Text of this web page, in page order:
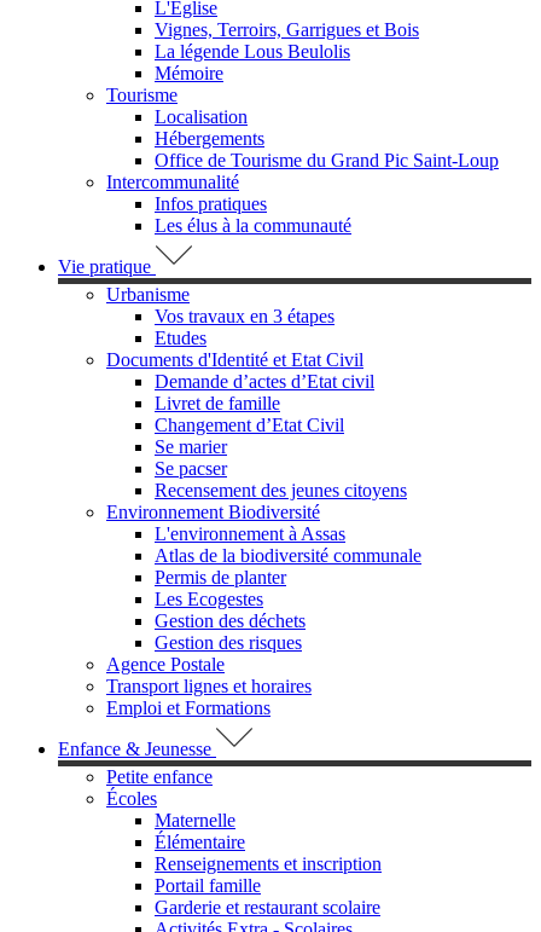
L'Eglise
Vignes, Terroirs, Garrigues et Bois
La légende Lous Beulolis
Mémoire
Tourisme
Localisation
Hébergements
Office de Tourisme du Grand Pic Saint-Loup
Intercommunalité
Infos pratiques
Les élus à la communauté
Vie pratique
Urbanisme
Vos travaux en 3 étapes
Etudes
Documents d'Identité et Etat Civil
Demande d’actes d’Etat civil
Livret de famille
Changement d’Etat Civil
Se marier
Se pacser
Recensement des jeunes citoyens
Environnement Biodiversité
L'environnement à Assas
Atlas de la biodiversité communale
Permis de planter
Les Ecogestes
Gestion des déchets
Gestion des risques
Agence Postale
Transport lignes et horaires
Emploi et Formations
Enfance & Jeunesse
Petite enfance
Écoles
Maternelle
Élémentaire
Renseignements et inscription
Portail famille
Garderie et restaurant scolaire